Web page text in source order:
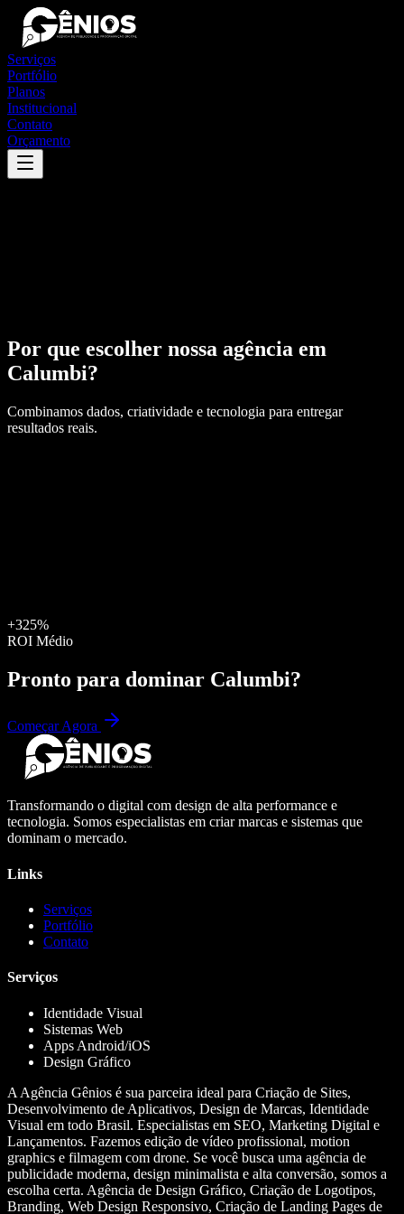
Serviços
Portfólio
Planos
Institucional
Contato
Orçamento
Por que escolher nossa agência em
Calumbi?
Combinamos dados, criatividade e tecnologia para entregar
resultados reais.
+325%
ROI Médio
Pronto para dominar Calumbi?
Começar Agora
Transformando o digital com design de alta performance e
tecnologia. Somos especialistas em criar marcas e sistemas que
dominam o mercado.
Links
Serviços
Portfólio
Contato
Serviços
Identidade Visual
Sistemas Web
Apps Android/iOS
Design Gráfico
A Agência Gênios é sua parceira ideal para Criação de Sites,
Desenvolvimento de Aplicativos, Design de Marcas, Identidade
Visual em todo Brasil. Especialistas em SEO, Marketing Digital e
Lançamentos. Fazemos edição de vídeo profissional, motion
graphics e filmagem com drone. Se você busca uma agência de
publicidade moderna, design minimalista e alta conversão, somos a
escolha certa. Agência de Design Gráfico, Criação de Logotipos,
Branding, Web Design Responsivo, Criação de Landing Pages de